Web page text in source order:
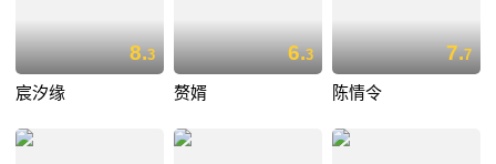
8.3
宸汐缘
6.3
赘婿
7.7
陈情令